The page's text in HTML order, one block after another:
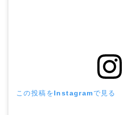
この投稿をInstagramで見る